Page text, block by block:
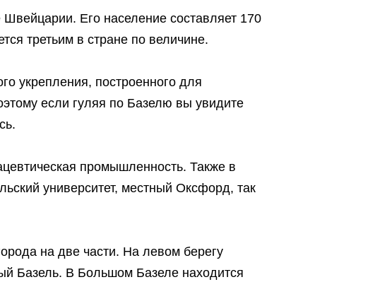
Его население составляет 170
третьим в стране по величине.
укрепления, построенного для
если гуляя по Базелю вы увидите
промышленность. Также в
университет, местный Оксфорд, так
на две части. На левом берегу
Базель. В Большом Базеле находится